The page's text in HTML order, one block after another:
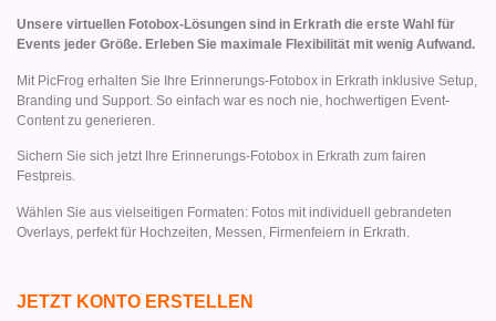
Unsere virtuellen Fotobox-Lösungen sind in Erkrath die erste Wahl für
Events jeder Größe. Erleben Sie maximale Flexibilität mit wenig Aufwand.
Mit PicFrog erhalten Sie Ihre Erinnerungs-Fotobox in Erkrath inklusive Setup,
Branding und Support. So einfach war es noch nie, hochwertigen Event-
Content zu generieren.
Sichern Sie sich jetzt Ihre Erinnerungs-Fotobox in Erkrath zum fairen
Festpreis.
Wählen Sie aus vielseitigen Formaten: Fotos mit individuell gebrandeten
Overlays, perfekt für Hochzeiten, Messen, Firmenfeiern in Erkrath.
JETZT KONTO ERSTELLEN